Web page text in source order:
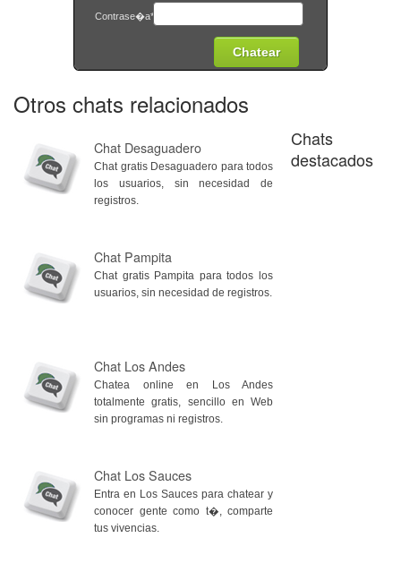
Contrase�a*
Otros chats relacionados
Chat Desaguadero
Chat gratis Desaguadero para todos
los usuarios, sin necesidad de
registros.
Chat Pampita
Chat gratis Pampita para todos los
usuarios, sin necesidad de registros.
Chat Los Andes
Chatea online en Los Andes
totalmente gratis, sencillo en Web
sin programas ni registros.
Chat Los Sauces
Entra en Los Sauces para chatear y
conocer gente como t�, comparte
tus vivencias.
Chats
destacados